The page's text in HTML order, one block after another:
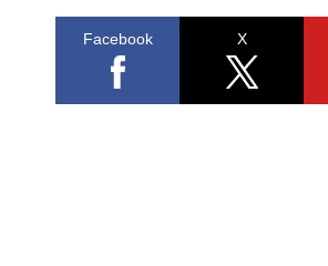
Facebook X